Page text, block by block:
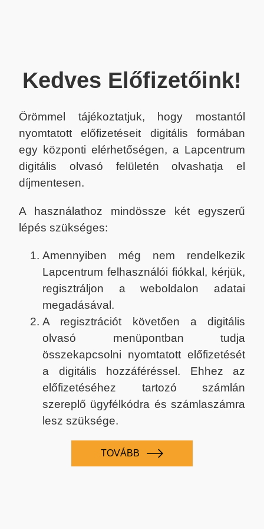
Kedves Előfizetőink!
Örömmel tájékoztatjuk, hogy mostantól
nyomtatott előfizetéseit digitális formában
egy központi elérhetőségen, a Lapcentrum
digitális olvasó felületén olvashatja el
díjmentesen.
A használathoz mindössze két egyszerű
lépés szükséges:
Amennyiben még nem rendelkezik
Lapcentrum felhasználói fiókkal, kérjük,
regisztráljon a weboldalon adatai
megadásával.
A regisztrációt követően a digitális
olvasó menüpontban tudja
összekapcsolni nyomtatott előfizetését
a digitális hozzáféréssel. Ehhez az
előfizetéséhez tartozó számlán
szereplő ügyfélkódra és számlaszámra
lesz szüksége.
TOVÁBB